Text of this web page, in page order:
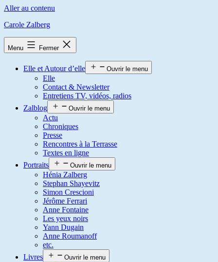
Aller au contenu
Carole Zalberg
Menu Fermer
Elle et Autour d’elle Ouvrir le menu
Elle
Contact & Newsletter
Entretiens TV, vidéos, radios
Zalblog
Ouvrir le menu
Actu
Chroniques
Presse
Rencontres à la Terrasse
Textes en ligne
Portraits
Ouvrir le menu
Hénia Zalberg
Stephan Shayevitz
Simon Crescioni
Jérôme Ferrari
Anne Fontaine
Les yeux noirs
Yann Dugain
Anne Roumanoff
etc.
Livres
Ouvrir le menu